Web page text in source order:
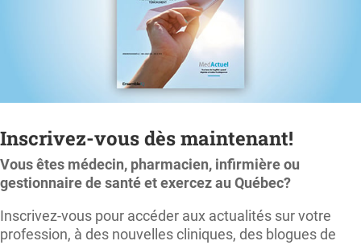
Inscrivez-vous dès maintenant!
Vous êtes médecin, pharmacien, infirmière ou
gestionnaire de santé et exercez au Québec?
Inscrivez-vous pour accéder aux actualités sur votre
profession, à des nouvelles cliniques, des blogues de